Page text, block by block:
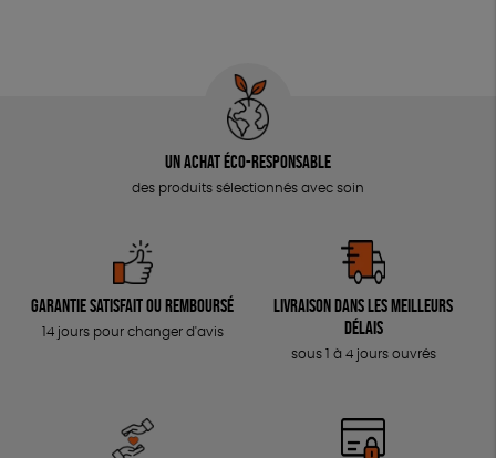
Un achat éco-responsable
des produits sélectionnés avec soin
Garantie satisfait ou remboursé
14 jours pour changer d'avis
Livraison dans les meilleurs
délais
sous 1 à 4 jours ouvrés